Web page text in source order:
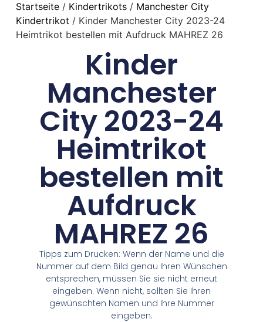
Startseite/ Kindertrikots/ Manchester City
Kindertrikot / Kinder Manchester City 2023-24
Heimtrikot bestellen mit Aufdruck MAHREZ 26
Kinder
Manchester
City 2023-24
Heimtrikot
bestellen mit
Aufdruck
MAHREZ 26
Tipps zum Drucken: Wenn der Name und die
Nummer auf dem Bild genau Ihren Wünschen
entsprechen, müssen Sie sie nicht erneut
eingeben. Wenn nicht, sollten Sie Ihren
gewünschten Namen und Ihre Nummer
eingeben.